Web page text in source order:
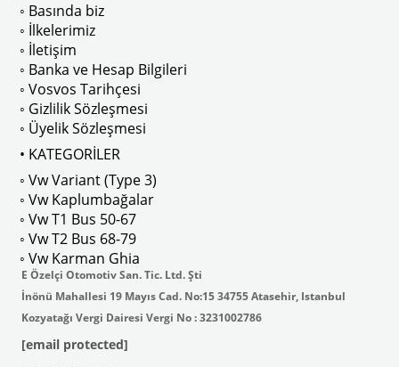
isteyenler için tercih edilir.
: AC711500 / 80500
◦ Basında biz
◦ İlkelerimiz
◦ İletişim
◦ Banka ve Hesap Bilgileri
◦ Vosvos Tarihçesi
◦ Gizlilik Sözleşmesi
◦ Üyelik Sözleşmesi
• KATEGORİLER
◦ Vw Variant (Type 3)
◦ Vw Kaplumbağalar
◦ Vw T1 Bus 50-67
◦ Vw T2 Bus 68-79
◦ Vw Karman Ghia
E Özelçi Otomotiv San. Tic. Ltd. Şti
İnönü Mahallesi 19 Mayıs Cad. No:15 34755 Atasehir, Istanbul
Kozyatağı Vergi Dairesi Vergi No : 3231002786
[email protected]